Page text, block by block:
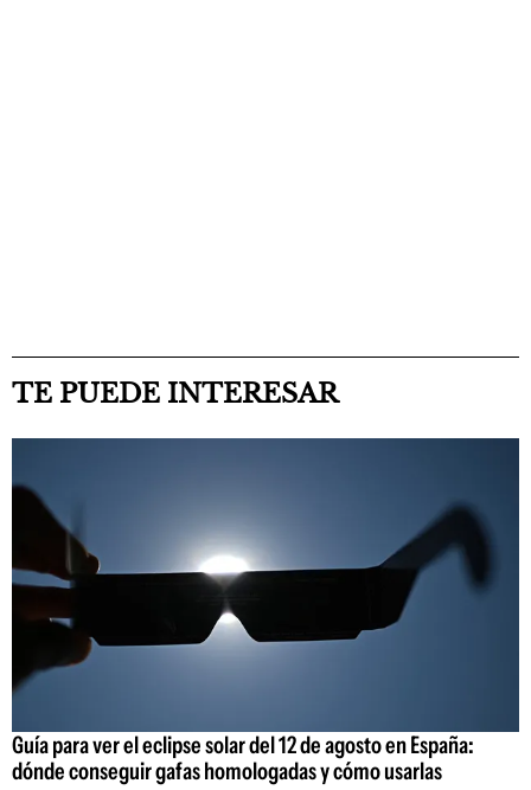
TE PUEDE INTERESAR
Guía para ver el eclipse solar del 12 de agosto en España:
dónde conseguir gafas homologadas y cómo usarlas